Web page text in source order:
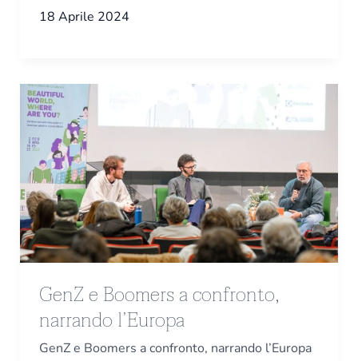
18 Aprile 2024
GenZ e Boomers a confronto,
narrando l’Europa
GenZ e Boomers a confronto, narrando l’Europa
GenZ
e
Boomers
a
confronto,
narrando
l’Europa